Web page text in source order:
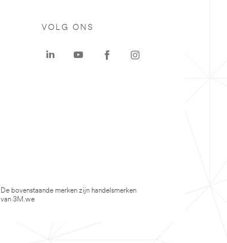
VOLG ONS
De bovenstaande merken zijn handelsmerken
van 3M.we